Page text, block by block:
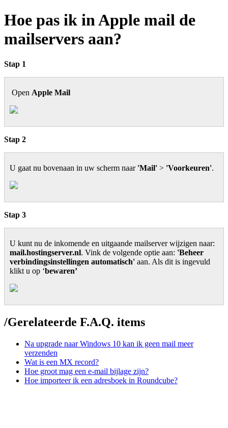
Hoe pas ik in Apple mail de
mailservers aan?
Stap 1
Open Apple Mail
Stap 2
U gaat nu bovenaan in uw scherm naar 'Mail' > 'Voorkeuren'.
Stap 3
U kunt nu de inkomende en uitgaande mailserver wijzigen naar:
mail.hostingserver.nl. Vink de volgende optie aan: 'Beheer
verbindingsinstellingen automatisch' aan. Als dit is ingevuld
klikt u op ‘bewaren’
/Gerelateerde F.A.Q. items
Na upgrade naar Windows 10 kan ik geen mail meer
verzenden
Wat is een MX record?
Hoe groot mag een e-mail bijlage zijn?
Hoe importeer ik een adresboek in Roundcube?